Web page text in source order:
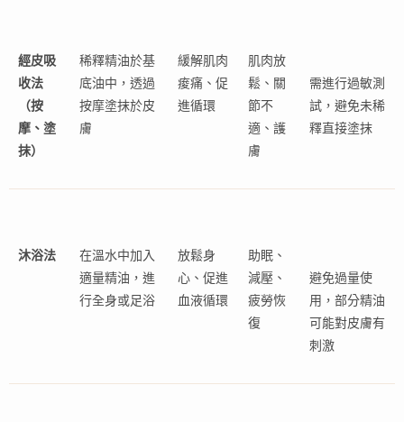
經皮吸
收法
（按
摩、塗
抹）
稀釋精油於基
底油中，透過
按摩塗抹於皮
膚
緩解肌肉
痠痛、促
進循環
肌肉放
鬆、關
節不
適、護
膚
需進行過敏測
試，避免未稀
釋直接塗抹
沐浴法
在溫水中加入
適量精油，進
行全身或足浴
放鬆身
心、促進
血液循環
助眠、
減壓、
疲勞恢
復
避免過量使
用，部分精油
可能對皮膚有
刺激